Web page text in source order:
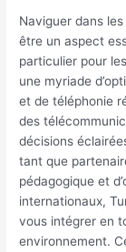
Naviguer dans
être un aspect
particulier pour
une myriade
et de téléphonie
des
décisions
tant que
pédagogique et
internationaux,
vous intégrer en
environnement.